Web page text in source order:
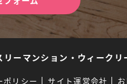
リーマンション・ウィークリ
ポリシー サイト運営会社